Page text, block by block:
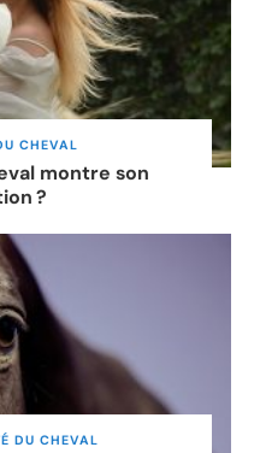
CHEVAL
montre son
?
DU CHEVAL